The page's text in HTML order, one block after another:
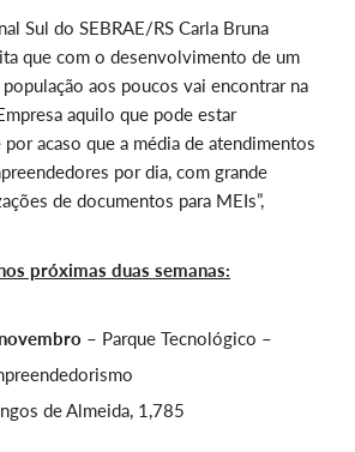
Sul do SEBRAE/RS Carla Bruna
que com o desenvolvimento de um
aos poucos vai encontrar na
aquilo que pode estar
por acaso que a média de atendimentos
por dia, com grande
de documentos para MEIs”,
próximas duas semanas:
– Parque Tecnológico –
de Almeida, 1,785